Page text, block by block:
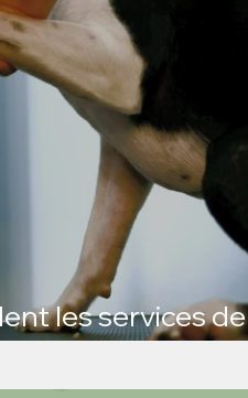
les services de
K9 Care ?